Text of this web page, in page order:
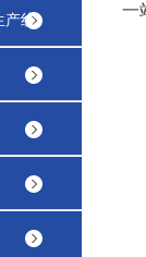
产线
一